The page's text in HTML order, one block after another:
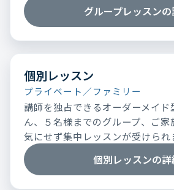
グループレッスン
個別レッスン
プライベート／ファミリー
講師を独占できるオーダーメイド
ん、５名様までのグループ、ご家
気にせず集中レッスンが受けられ
個別レッスンの詳